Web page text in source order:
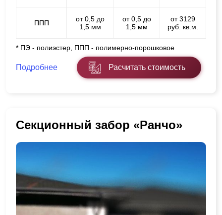
ППП
от 0,5 до
1,5 мм
от 0,5 до
1,5 мм
от 3129
руб. кв.м.
* ПЭ - полиэстер, ППП - полимерно-порошковое
Подробнее Расчитать стоимость
Секционный забор «Ранчо»